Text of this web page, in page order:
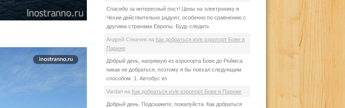
Спасибо за интересный пост! Цены на электронику в
Чехии действительно радуют, особенно по сравнению с
другими странами Европы. Буду следить
Андрей Секачев на Как добраться из/в аэропорт Бове в
Париже
Добрый день, напрямую из аэропорта Бове до Реймса
никак не добраться, поэтому я бы поехал следующим
способом. 1. Автобус из
Vardanна Как добраться из/в аэропорт Бове в Париже
Добрый день. Подскажите, пожалуйста. Как добраться